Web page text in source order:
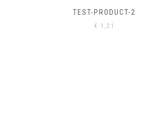
TEST-PRODUCT
€ 0,61